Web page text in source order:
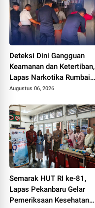
Deteksi Dini Gangguan
Keamanan dan Ketertiban,
Lapas Narkotika Rumbai
Gelar Razia Rutin Blok
Augustus 06, 2026
Semarak HUT RI ke-81,
Lapas Pekanbaru Gelar
Pemeriksaan Kesehatan